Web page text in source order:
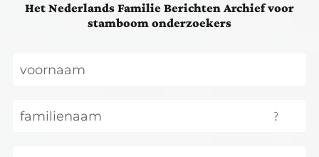
Het Nederlands Familie Berichten Archief voor
stamboom onderzoekers
?